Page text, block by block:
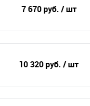
7 670 руб. / шт
10 320 руб. / шт